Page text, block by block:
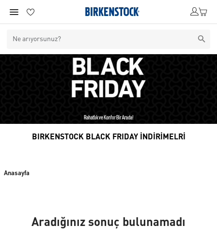
BIRKENSTOCK BLACK FRIDAY İNDİRİMELRİ
Anasayfa
Aradığınız sonuç bulunamadı